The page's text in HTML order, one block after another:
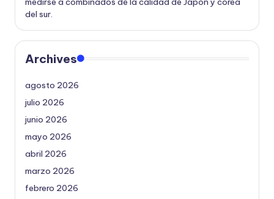
del sur.
Archives
agosto 2026
julio 2026
junio 2026
mayo 2026
abril 2026
marzo 2026
febrero 2026